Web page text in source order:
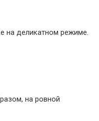
на деликатном режиме.
на ровной